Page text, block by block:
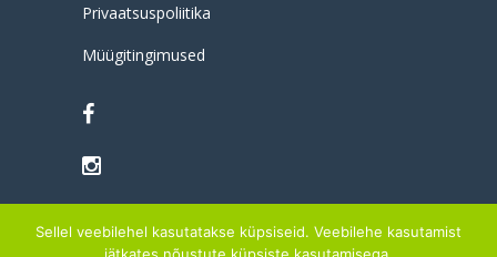
Privaatsuspoliitika
Müügitingimused
Sellel veebilehel kasutatakse küpsiseid. Veebilehe kasutamist